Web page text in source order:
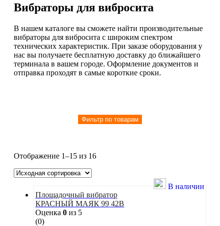
Вибраторы для вибросита
В нашем каталоге вы сможете найти производительные
вибраторы для вибросита с широким спектром
технических характеристик. При заказе оборудования у
нас вы получаете бесплатную доставку до ближайшего
терминала в вашем городе. Оформление документов и
отправка проходят в самые короткие сроки.
Отображение 1–15 из 16
В наличии
Площадочный вибратор
КРАСНЫЙ МАЯК 99 42В
Оценка 0 из 5
(0)